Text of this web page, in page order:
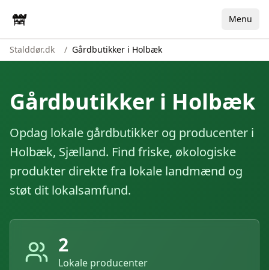
Menu
Stalddør.dk / Gårdbutikker i Holbæk
Gårdbutikker i Holbæk
Opdag lokale gårdbutikker og producenter i
Holbæk, Sjælland. Find friske, økologiske
produkter direkte fra lokale landmænd og
støt dit lokalsamfund.
2
Lokale producenter